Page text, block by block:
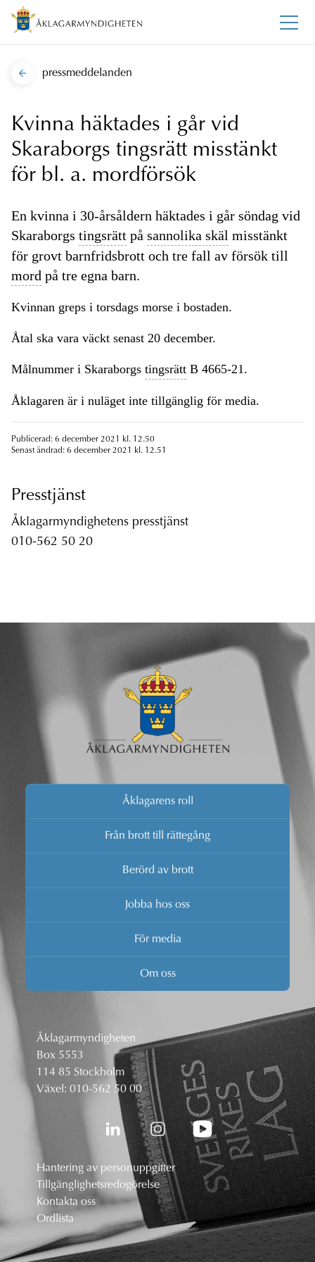
pressmeddelanden
Kvinna häktades i går vid
Skaraborgs tingsrätt misstänkt
för bl. a. mordförsök
En kvinna i 30-årsåldern häktades i går söndag vid
Skaraborgs tingsrätt på sannolika skäl misstänkt
för grovt barnfridsbrott och tre fall av försök till
mord på tre egna barn.
Kvinnan greps i torsdags morse i bostaden.
Åtal ska vara väckt senast 20 december.
Målnummer i Skaraborgs tingsrätt B 4665-21.
Åklagaren är i nuläget inte tillgänglig för media.
Publicerad: 6 december 2021 kl. 12.50
Senast ändrad: 6 december 2021 kl. 12.51
Presstjänst
Åklagarmyndighetens presstjänst
010-562 50 20
Åklagarens roll
Från brott till rättegång
Berörd av brott
Jobba hos oss
För media
Om oss
Åklagarmyndigheten
Box 5553
114 85 Stockholm
Växel: 010-562 50 00
Hantering av personuppgifter
Tillgänglighetsredogörelse
Kontakta oss
Ordlista